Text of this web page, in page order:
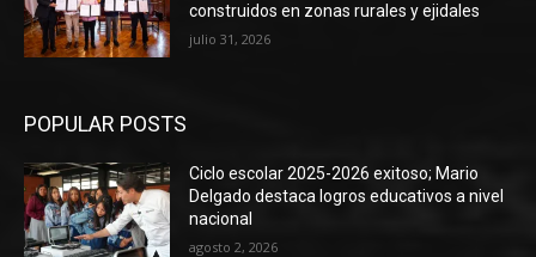
construidos en zonas rurales y ejidales
julio 31, 2026
POPULAR POSTS
Ciclo escolar 2025-2026 exitoso; Mario
Delgado destaca logros educativos a nivel
nacional
agosto 2, 2026